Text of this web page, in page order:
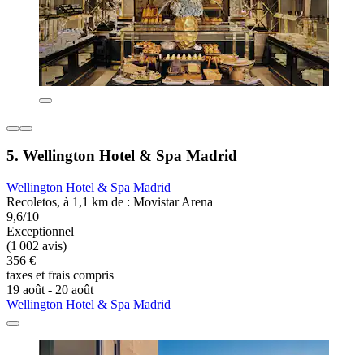
5. Wellington Hotel & Spa Madrid
Wellington Hotel & Spa Madrid
Recoletos, à 1,1 km de : Movistar Arena
9,6/10
Exceptionnel
(1 002 avis)
356 €
taxes et frais compris
19 août - 20 août
Wellington Hotel & Spa Madrid